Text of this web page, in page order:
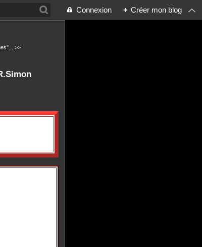
Connexion + Créer mon blog
>>